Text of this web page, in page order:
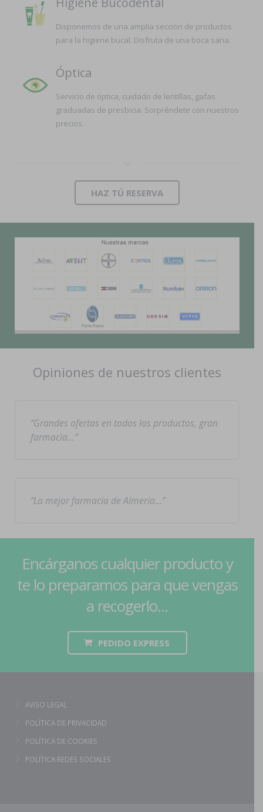
Disponemos de una amplia sección de productos
para la higiene bucal. Disfruta de una boca sana.
Óptica
Servicio de óptica, cuidado de lentillas, gafas
graduadas de presbicia. Sorpréndete con nuestros
precios.
HAZ TÚ RESERVA
Opiniones de nuestros clientes
Grandes ofertas en todos los productos, gran
farmacia…
La mejor farmacia de Almería…
Encárganos cualquier producto y
te lo preparamos para que vengas
a recogerlo...
PEDIDO EXPRESS
AVISO LEGAL
POLÍTICA DE PRIVACIDAD
POLÍTICA DE COOKIES
POLÍTICA REDES SOCIALES